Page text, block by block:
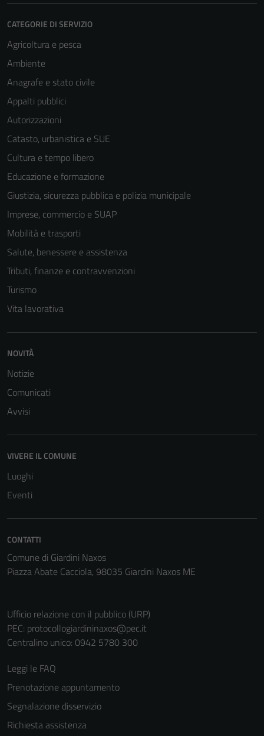
CATEGORIE DI SERVIZIO
Agricoltura e pesca
Ambiente
Anagrafe e stato civile
Appalti pubblici
Autorizzazioni
Catasto, urbanistica e SUE
Cultura e tempo libero
Educazione e formazione
Giustizia, sicurezza pubblica e polizia municipale
Imprese, commercio e SUAP
Mobilità e trasporti
Salute, benessere e assistenza
Tributi, finanze e contravvenzioni
Turismo
Vita lavorativa
NOVITÀ
Notizie
Comunicati
Avvisi
VIVERE IL COMUNE
Luoghi
Eventi
CONTATTI
Comune di Giardini Naxos
Piazza Abate Cacciola, 98035 Giardini Naxos ME
Ufficio relazione con il pubblico (URP)
PEC: protocollogiardininaxos@pec.it
Centralino unico: 0942 5780 300
Leggi le FAQ
Prenotazione appuntamento
Segnalazione disservizio
Richiesta assistenza
disabilitati.